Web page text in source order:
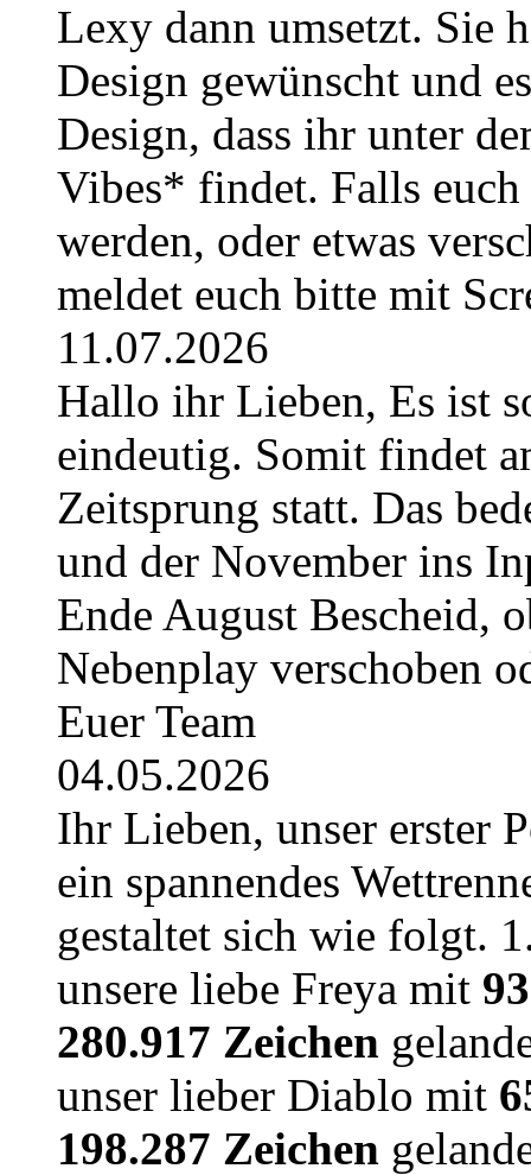
Lexy dann umsetzt. Sie
Design gewünscht und
Design, dass ihr unter
Vibes* findet. Falls
werden, oder etwas
meldet euch bitte mit
11.07.2026
Hallo ihr Lieben, Es ist
eindeutig. Somit findet
Zeitsprung statt. Das
und der November ins
Ende August Bescheid,
Nebenplay verschoben
Euer Team
04.05.2026
Ihr Lieben, unser erster
ein spannendes
gestaltet sich wie folgt.
unsere liebe Freya mit
280.917 Zeichen
unser lieber Diablo mit
198.287 Zeichen